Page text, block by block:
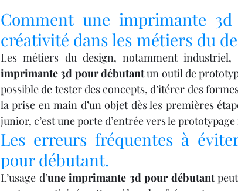
Comment une imprimante
créativité dans les métiers du
Les métiers du design, notamment
imprimante 3d pour débutant un outil de
possible de tester des concepts, d’itérer des
la prise en main d’un objet dès les premières
junior, c’est une porte d’entrée vers le
Les erreurs fréquentes à
pour débutant.
L’usage d’une imprimante 3d pour débutant